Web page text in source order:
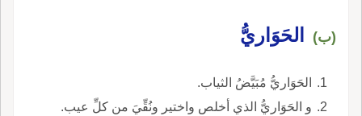
(ب) الحَوَاريُّ
الحَوَاريُّ مُبَيَّضُ الثياب.
و الحَوَاريُّ الذي أخلص واختير ونُقِّيَ من كلِّ عيب.